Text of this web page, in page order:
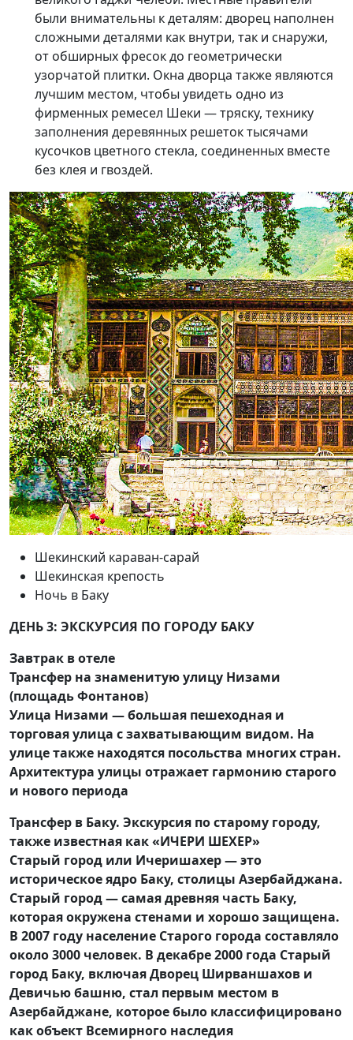
были внимательны к деталям: дворец наполнен
сложными деталями как внутри, так и снаружи,
от обширных фресок до геометрически
узорчатой ​​плитки. Окна дворца также являются
лучшим местом, чтобы увидеть одно из
фирменных ремесел Шеки — тряску, технику
заполнения деревянных решеток тысячами
кусочков цветного стекла, соединенных вместе
без клея и гвоздей.
Шекинский караван-сарай
Шекинская крепость
Ночь в Баку
ДЕНЬ 3: ЭКСКУРСИЯ ПО ГОРОДУ БАКУ
Завтрак в отеле
Трансфер на знаменитую улицу Низами
(площадь Фонтанов)
Улица Низами — большая пешеходная и
торговая улица с захватывающим видом. На
улице также находятся посольства многих стран.
Архитектура улицы отражает гармонию старого
и нового периода
Трансфер в Баку. Экскурсия по старому городу,
также известная как «ИЧЕРИ ШЕХЕР»
Старый город или Ичеришахер — это
историческое ядро ​​Баку, столицы Азербайджана.
Старый город — самая древняя часть Баку,
которая окружена стенами и хорошо защищена.
В 2007 году население Старого города составляло
около 3000 человек. В декабре 2000 года Старый
город Баку, включая Дворец Ширваншахов и
Девичью башню, стал первым местом в
Азербайджане, которое было классифицировано
как объект Всемирного наследия